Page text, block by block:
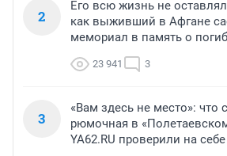
2
Его всю жизнь не
как выживший в Афгане
мемориал в память о
23 941 3
3
«Вам здесь не место»: что
рюмочная в
YA62.RU проверили на себе